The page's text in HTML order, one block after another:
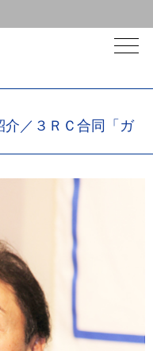
／３ＲＣ合同「ガ